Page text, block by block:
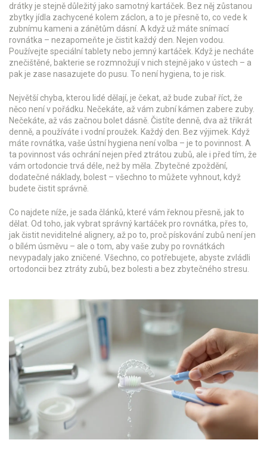
drátkyje stejně důležitý jako samotný kartáček. Bez něj zůstanou
zbytky jídla zachycené kolem záclon, a to je přesně to, co vede k
zubnímu kameni a zánětům dásní. A když už máte snímací
rovnátka – nezapomeňte je čistit každý den. Nejen vodou.
Používejte speciální tablety nebo jemný kartáček. Když je necháte
znečištěné, bakterie se rozmnožují v nich stejně jako v ústech – a
pak je zase nasazujete do pusu. To není hygiena, to je risk.
Největší chyba, kterou lidé dělají, je čekat, až bude zubař říct, že
něco není v pořádku. Nečekáte, až vám zubní kámen zabere zuby.
Nečekáte, až vás začnou bolet dásně. Čistíte denně, dva až třikrát
denně, a používáte i vodní proužek. Každý den. Bez výjimek. Když
máte rovnátka, vaše ústní hygiena není volba – je to povinnost. A
ta povinnost vás ochrání nejen před ztrátou zubů, ale i před tím, že
vám ortodoncie trvá déle, než by měla. Zbytečné zpoždění,
dodatečné náklady, bolest – všechno to můžete vyhnout, když
budete čistit správně.
Co najdete níže, je sada článků, které vám řeknou přesně, jak to
dělat. Od toho, jak vybrat správný kartáček pro rovnátka, přes to,
jak čistit neviditelné alignery, až po to, proč pískování zubů není jen
o bílém úsměvu – ale o tom, aby vaše zuby po rovnátkách
nevypadaly jako zničené. Všechno, co potřebujete, abyste zvládli
ortodoncii bez ztráty zubů, bez bolesti a bez zbytečného stresu.